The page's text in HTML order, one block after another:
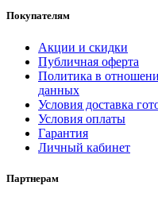
Покупателям
Акции и скидки
Публичная оферта
Политика в
данных
Условия доставка
Условия оплаты
Гарантия
Личный кабинет
Партнерам